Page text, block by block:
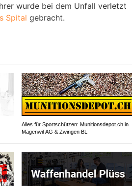
wurde bei dem Unfall verletzt
Spital gebracht.
Alles für Sportschützen: Munitionsdepot.ch in
Mägenwil AG & Zwingen BL